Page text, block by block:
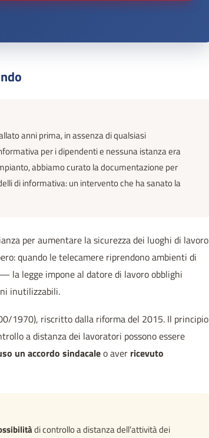
anni prima, in assenza di qualsiasi
per i dipendenti e nessuna istanza era
abbiamo curato la documentazione per
di informativa: un intervento che ha sanato la
per aumentare la sicurezza dei luoghi di lavoro
quando le telecamere riprendono ambienti di
la legge impone al datore di lavoro obblighi
inutilizzabili.
1970), riscritto dalla riforma del 2015. Il principio
a distanza dei lavoratori possono essere
un accordo sindacaleo aver ricevuto
di controllo a distanza dell'attività dei